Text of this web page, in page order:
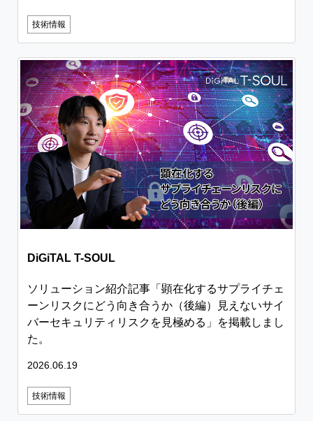
技術情報
DiGiTAL T-SOUL
ソリューション紹介記事「顕在化するサプライチェ
ーンリスクにどう向き合うか（後編）見えないサイ
バーセキュリティリスクを見極める」を掲載しまし
た。
2026.06.19
技術情報